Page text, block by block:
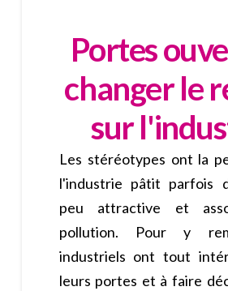
Portes
changer le
sur
Les stéréotypes ont la
l'industrie pâtit parfois
peu attractive et
pollution. Pour y
industriels ont tout
leurs portes et à faire